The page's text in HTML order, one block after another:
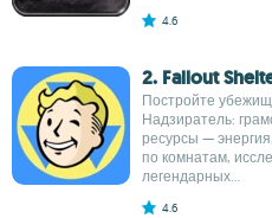
4.6
2. Fallout
Постройте
Надзиратель:
ресурсы —
по комнатам,
легендарных...
4.6